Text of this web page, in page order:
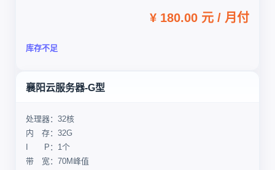
¥ 180.00 元 / 月付
库存不足
襄阳云服务器-G型
处理器：32核
内 存：32G
I P：1个
带 宽：70M峰值